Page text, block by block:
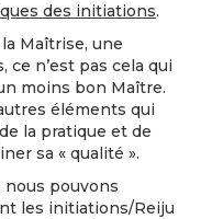
des initiations.
Maîtrise, une
ce n’est pas cela qui
moins bon Maître.
éléments qui
la pratique et de
sa « qualité ».
pouvons
les initiations/Reiju